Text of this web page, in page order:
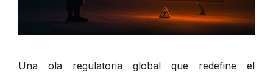
Una ola regulatoria global que redefine el